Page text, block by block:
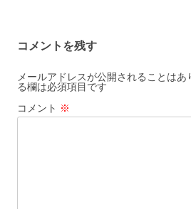
ビ
ゲ
ー
シ
コメントを残す
メールアドレスが公開されることはあ
る欄は必須項目です
コメント ※